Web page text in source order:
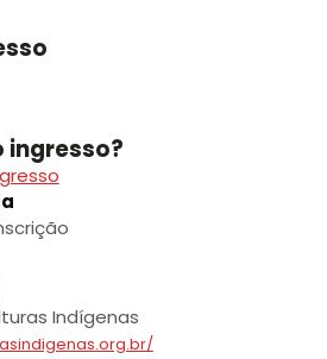
ingresso?
Indígenas